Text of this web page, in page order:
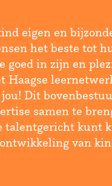
eigen en
het beste tot
goed in zijn en
Haagse
Dit
samen te
talentgericht kunt
van